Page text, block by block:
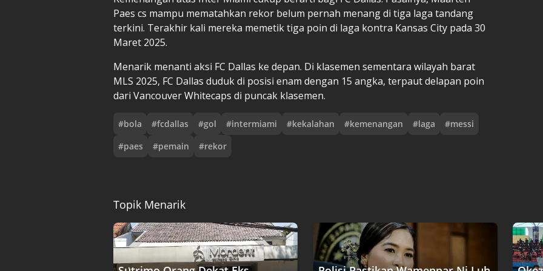
Paes cs mampu mematahkan rekor belum pernah menang di tiga laga tandang
terkini. Terakhir kali mereka memetik tiga poin di laga kontra Kansas City pada 30
Maret 2025.
Menarik menanti aksi FC Dallas ke depan. Di klasemen sementara wilayah barat
MLS 2025, FC Dallas duduk di posisi enam dengan 15 angka, terpaut delapan poin
dari Vancouver Whitecaps di puncak klasemen.
#bola #fcdallas #gol #intermiami #kekalahan #kemenangan #laga #messi
#paes #pemain #rekor
Topik Menarik